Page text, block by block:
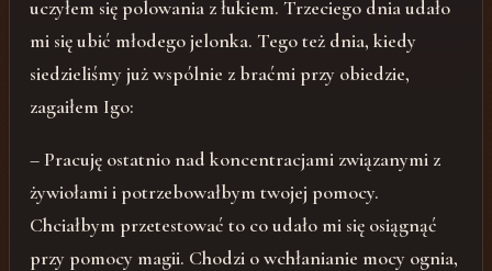
uczyłem się polowania z łukiem. Trzeciego dnia udało
mi się ubić młodego jelonka. Tego też dnia, kiedy
siedzieliśmy już wspólnie z braćmi przy obiedzie,
zagaiłem Igo:
– Pracuję ostatnio nad koncentracjami związanymi z
żywiołami i potrzebowałbym twojej pomocy.
Chciałbym przetestować to co udało mi się osiągnąć
przy pomocy magii. Chodzi o wchłanianie mocy ognia,